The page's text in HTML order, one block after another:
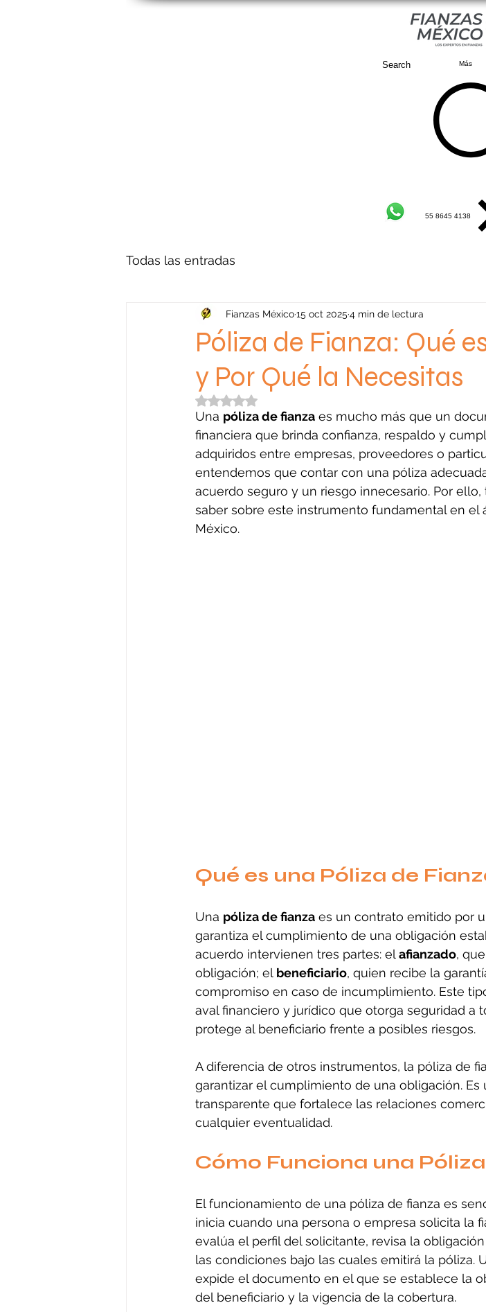
Más
Search
55 8645 4138
Todas las entradas
Póliza de Fianza: Qué
y Por Qué la Necesitas
Fianzas México15 oct 2025 4 min de lectura
Obtuvo NaN de 5 estrellas.
Una póliza de fianza es mucho más que un
financiera que brinda confianza, respaldo y
adquiridos entre empresas, proveedores o
entendemos que contar con una póliza
acuerdo seguro y un riesgo innecesario. Por
saber sobre este instrumento fundamental en el
México.
Qué es una Póliza de
Una póliza de fianza es un contrato emitido por
garantiza el cumplimiento de una obligación
acuerdo intervienen tres partes: el afianzado,
obligación; el beneficiario, quien recibe la
compromiso en caso de incumplimiento. Este
aval financiero y jurídico que otorga seguridad a
protege al beneficiario frente a posibles riesgos.
A diferencia de otros instrumentos, la póliza de
garantizar el cumplimiento de una obligación.
transparente que fortalece las relaciones
cualquier eventualidad.
Cómo Funciona una
El funcionamiento de una póliza de fianza es
inicia cuando una persona o empresa solicita la
evalúa el perfil del solicitante, revisa la
las condiciones bajo las cuales emitirá la póliza.
expide el documento en el que se establece la
del beneficiario y la vigencia de la cobertura.